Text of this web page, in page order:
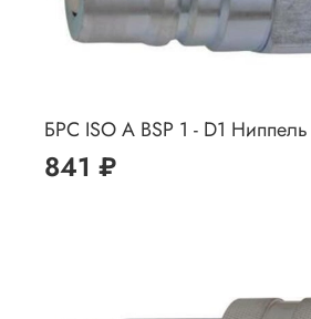
БРС ISO A BSP 1 - D1 Ниппель
841 ₽